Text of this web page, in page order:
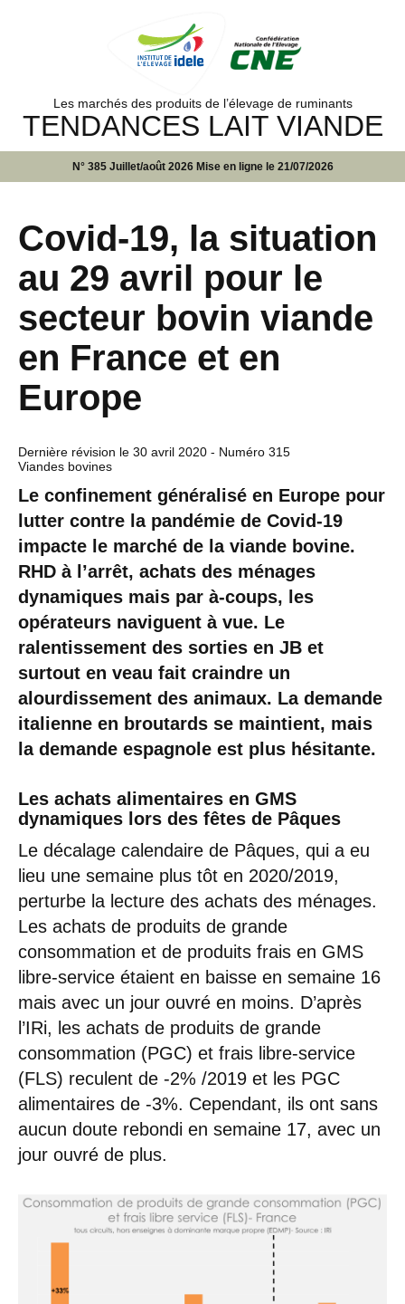
Les marchés des produits de l’élevage de ruminants
TENDANCES LAIT VIANDE
N° 385 Juillet/août 2026 Mise en ligne le 21/07/2026
Covid-19, la situation
au 29 avril pour le
secteur bovin viande
en France et en
Europe
Dernière révision le 30 avril 2020 - Numéro 315
Viandes bovines
Le confinement généralisé en Europe pour
lutter contre la pandémie de Covid-19
impacte le marché de la viande bovine.
RHD à l’arrêt, achats des ménages
dynamiques mais par à-coups, les
opérateurs naviguent à vue. Le
ralentissement des sorties en JB et
surtout en veau fait craindre un
alourdissement des animaux. La demande
italienne en broutards se maintient, mais
la demande espagnole est plus hésitante.
Les achats alimentaires en GMS
dynamiques lors des fêtes de Pâques
Le décalage calendaire de Pâques, qui a eu
lieu une semaine plus tôt en 2020/2019,
perturbe la lecture des achats des ménages.
Les achats de produits de grande
consommation et de produits frais en GMS
libre-service étaient en baisse en semaine 16
mais avec un jour ouvré en moins. D’après
l’IRi, les achats de produits de grande
consommation (PGC) et frais libre-service
(FLS) reculent de -2% /2019 et les PGC
alimentaires de -3%. Cependant, ils ont sans
aucun doute rebondi en semaine 17, avec un
jour ouvré de plus.